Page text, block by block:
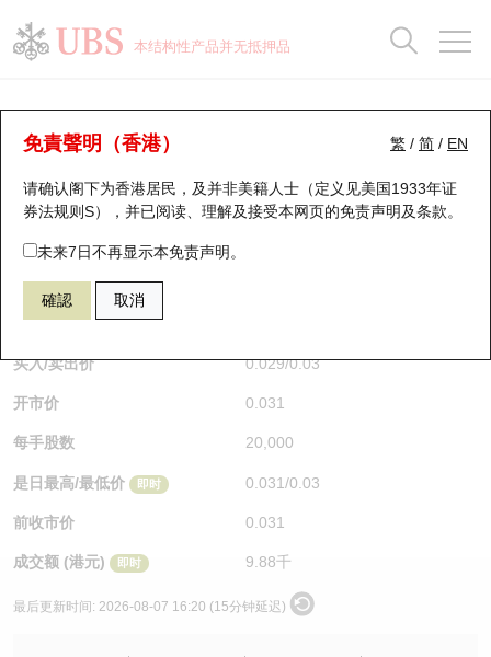
本结构性产品并无抵押品
繁 / 简 / EN
免責聲明（香港）
请确认阁下为香港居民，及并非美籍人士（定义见美国1933年证
券法规则S），并已阅读、理解及接受本网页的免责声明及条款。
未来7日不再显示本免责声明。
確認 取消
认股证分析仪
表现 街货统计 比较
14641 瑞银认沽 0388 香港交易所
$0.03 0.001 (-3.23%)
买入/卖出价 0.029/0.03
开市价 0.031
每手股数 20,000
是日最高/最低价 即时 0.031/0.03
前收市价 0.031
成交额 (港元) 即时 9.88千
最后更新时间: 2026-08-07 16:20 (15分钟延迟)
瑞银认股证一览
新发行瑞银认股证
即将到期认股证
认股证到期结算价查找
认股证分析仪
认股证速算机
认股证/牛熊证日志
认股证文件及公告
街货统计
比较
牛熊全景快搜
牛熊证搜寻
牛熊证街货分布图
正股牛熊证列表
新发行瑞银牛熊证
已收回牛熊证剩余价值
牛熊证到期结算价查找
牛熊证分析仪
街货统计
比较
十大升幅/跌幅
十大认股证成交分布
十天股证占大市成交
资金流
街货统计
三十大平均引伸波幅
正股分析仪
二十大活跃股份
恒指成份股
国指成份股
科指成份股
相关资产沽空
中资ETFs溢价比较
AH 股价对照
持股比重
显示所有持股比重
每月轮证大市专题
轮证专栏
讲座及教育短片
认股证投资者教育
牛熊证投资者教育
认股证牛熊证常问问题